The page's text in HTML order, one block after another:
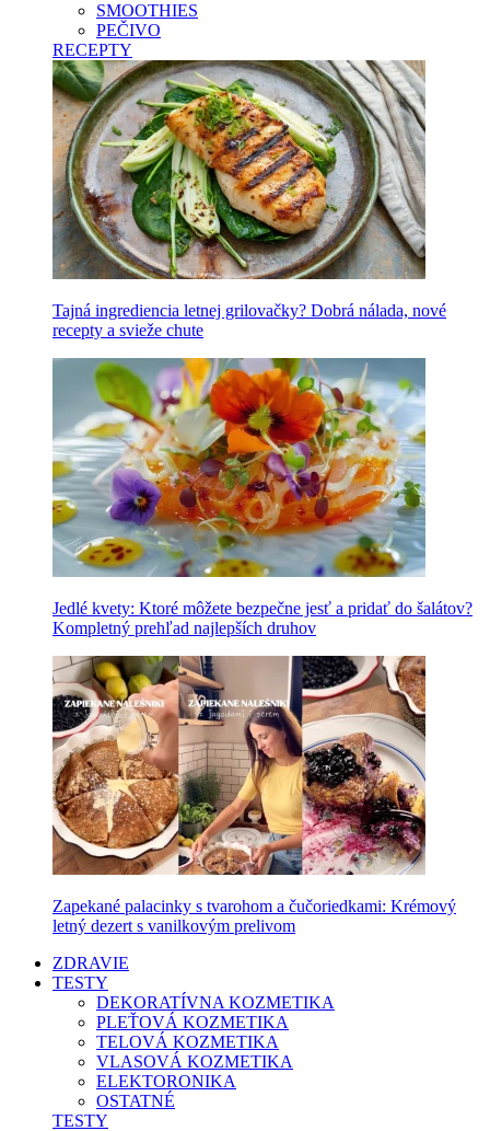
SMOOTHIES
PEČIVO
RECEPTY
Tajná ingrediencia letnej grilovačky? Dobrá nálada, nové
recepty a svieže chute
Jedlé kvety: Ktoré môžete bezpečne jesť a pridať do šalátov?
Kompletný prehľad najlepších druhov
Zapekané palacinky s tvarohom a čučoriedkami: Krémový
letný dezert s vanilkovým prelivom
ZDRAVIE
TESTY
DEKORATÍVNA KOZMETIKA
PLEŤOVÁ KOZMETIKA
TELOVÁ KOZMETIKA
VLASOVÁ KOZMETIKA
ELEKTORONIKA
OSTATNÉ
TESTY